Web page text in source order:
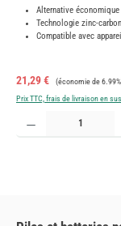
Alternative
Technologie zinc-
Compatible avec
Prix de vente :
21,29 € Prix régulier :
(économie de
Prix TTC, frais de livraison en sus
Quantité de produit : Entrez